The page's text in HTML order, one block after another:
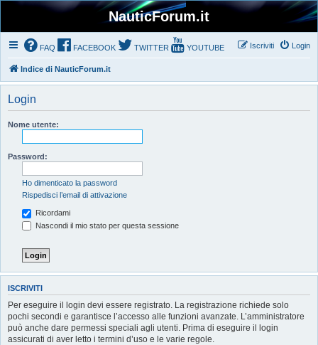
NauticForum.it
FAQ FACEBOOK TWITTER YOUTUBE Login
Iscriviti
Indice di NauticForum.it
Login
Nome utente:
Password:
Ho dimenticato la password
Rispedisci l’email di attivazione
Ricordami
Nascondi il mio stato per questa sessione
ISCRIVITI
Per eseguire il login devi essere registrato. La registrazione richiede solo
pochi secondi e garantisce l’accesso alle funzioni avanzate. L’amministratore
può anche dare permessi speciali agli utenti. Prima di eseguire il login
assicurati di aver letto i termini d’uso e le varie regole.